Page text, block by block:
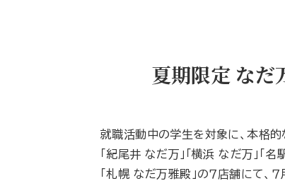
夏期限定 な
就職活動中の学生を対象に、本格的
「紀尾井 なだ万」「横浜 なだ万」「
「札幌 なだ万雅殿」の７店舗にて